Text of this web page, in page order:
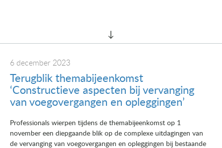
6 december 2023
Terugblik themabijeenkomst
‘Constructieve aspecten bij vervanging
van voegovergangen en opleggingen’
Professionals wierpen tijdens de themabijeenkomst op 1
november een diepgaande blik op de complexe uitdagingen van
de vervanging van voegovergangen en opleggingen bij bestaande